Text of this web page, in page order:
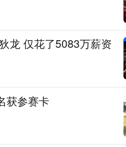
龙 仅花了5083万薪资
获参赛卡